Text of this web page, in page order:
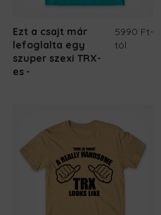
Ezt a csajt már
lefoglalta egy
szuper szexi TRX-
es
5990 Ft-
tól